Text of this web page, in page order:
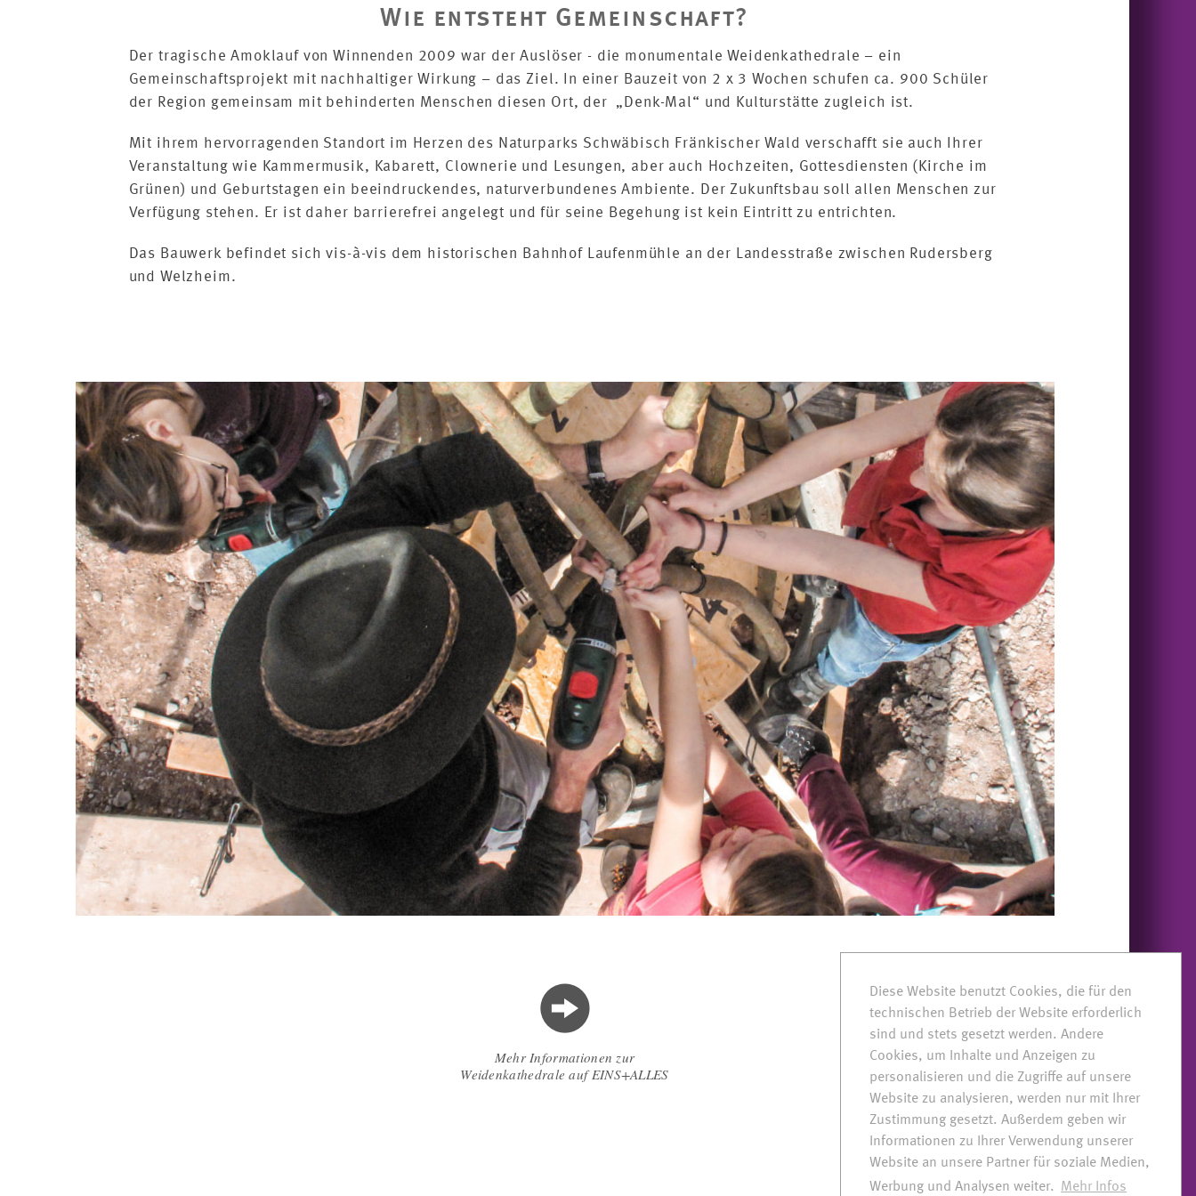
Diese Website benutzt Cookies, die für den
technischen Betrieb der Website erforderlich
sind und stets gesetzt werden. Andere
Cookies, um Inhalte und Anzeigen zu
personalisieren und die Zugriffe auf unsere
Website zu analysieren, werden nur mit Ihrer
Zustimmung gesetzt. Außerdem geben wir
Informationen zu Ihrer Verwendung unserer
Website an unsere Partner für soziale Medien,
Werbung und Analysen weiter.
Mehr Infos
Wie entsteht Gemeinschaft?
Der tragische Amoklauf von Winnenden 2009 war der Auslöser - die monumentale Weidenkathedrale – ein
Gemeinschaftsprojekt mit nachhaltiger Wirkung – das Ziel. In einer Bauzeit von 2 x 3 Wochen schufen ca. 900 Schüler
der Region gemeinsam mit behinderten Menschen diesen Ort, der „Denk-Mal“ und Kulturstätte zugleich ist.
Mit ihrem hervorragenden Standort im Herzen des Naturparks Schwäbisch Fränkischer Wald verschafft sie auch Ihrer
Veranstaltung wie Kammermusik, Kabarett, Clownerie und Lesungen, aber auch Hochzeiten, Gottesdiensten (Kirche im
Grünen) und Geburtstagen ein beeindruckendes, naturverbundenes Ambiente. Der Zukunftsbau soll allen Menschen zur
Verfügung stehen. Er ist daher barrierefrei angelegt und für seine Begehung ist kein Eintritt zu entrichten.
Das Bauwerk befindet sich vis-à-vis dem historischen Bahnhof Laufenmühle an der Landesstraße zwischen Rudersberg
und Welzheim.
Mehr Informationen zur
Weidenkathedrale auf EINS+ALLES